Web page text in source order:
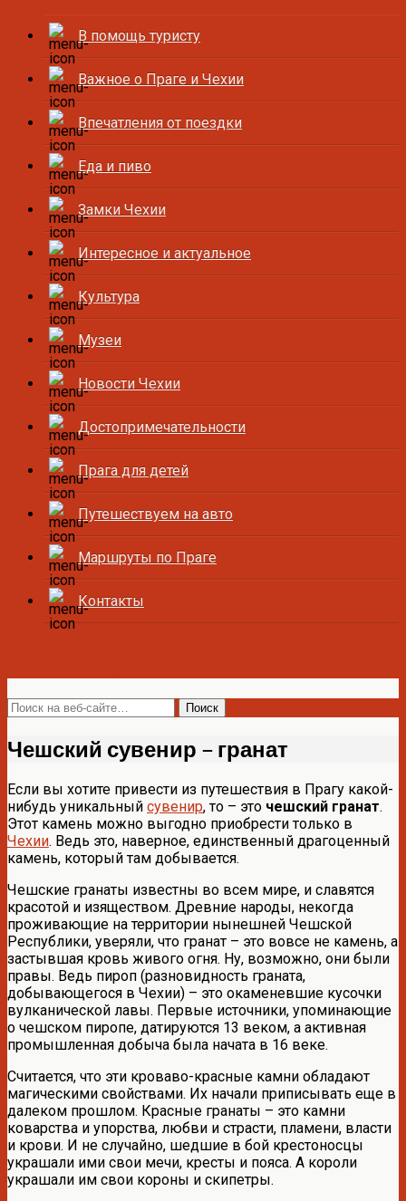
В помощь туристу
Важное о Праге и Чехии
Впечатления от поездки
Еда и пиво
Замки Чехии
Интересное и актуальное
Культура
Музеи
Новости Чехии
Достопримечательности
Прага для детей
Путешествуем на авто
Маршруты по Праге
Контакты
Чешский сувенир – гранат
Если вы хотите привести из путешествия в Прагу какой-
нибудь уникальный сувенир, то – это чешский гранат.
Этот камень можно выгодно приобрести только в
Чехии. Ведь это, наверное, единственный драгоценный
камень, который там добывается.
Чешские гранаты известны во всем мире, и славятся
красотой и изяществом. Древние народы, некогда
проживающие на территории нынешней Чешской
Республики, уверяли, что гранат – это вовсе не камень, а
застывшая кровь живого огня. Ну, возможно, они были
правы. Ведь пироп (разновидность граната,
добывающегося в Чехии) – это окаменевшие кусочки
вулканической лавы. Первые источники, упоминающие
о чешском пиропе, датируются 13 веком, а активная
промышленная добыча была начата в 16 веке.
Считается, что эти кроваво-красные камни обладают
магическими свойствами. Их начали приписывать еще в
далеком прошлом. Красные гранаты – это камни
коварства и упорства, любви и страсти, пламени, власти
и крови. И не случайно, шедшие в бой крестоносцы
украшали ими свои мечи, кресты и пояса. А короли
украшали им свои короны и скипетры.